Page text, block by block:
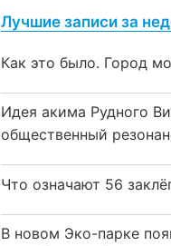
Лучшие записи за
Как это было. Город
Идея акима Рудного
общественный
Что означают 56
В новом Эко-парке